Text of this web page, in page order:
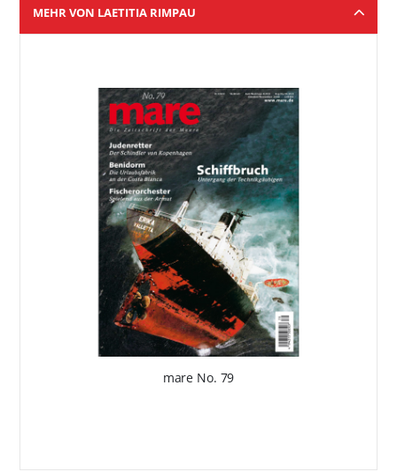
MEHR VON LAETITIA RIMPAU
mare No. 79